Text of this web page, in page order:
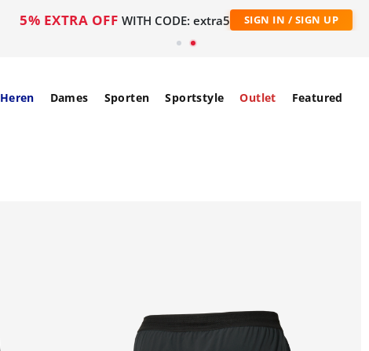
5% EXTRA OFF WITH CODE: extra5 SIGN IN / SIGN UP
Heren Dames Sporten Sportstyle Outlet Featured